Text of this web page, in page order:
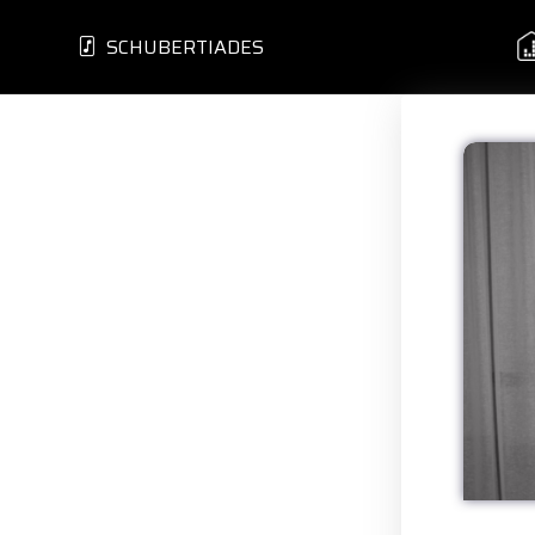
SCHUBERTIADES